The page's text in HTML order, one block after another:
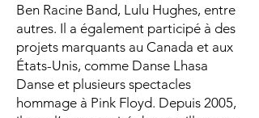
Ben Racine Band, Lulu Hughes, entre
autres. Il a également participé à des
projets marquants au Canada et aux
États-Unis, comme Danse Lhasa
Danse et plusieurs spectacles
hommage à Pink Floyd. Depuis 2005,